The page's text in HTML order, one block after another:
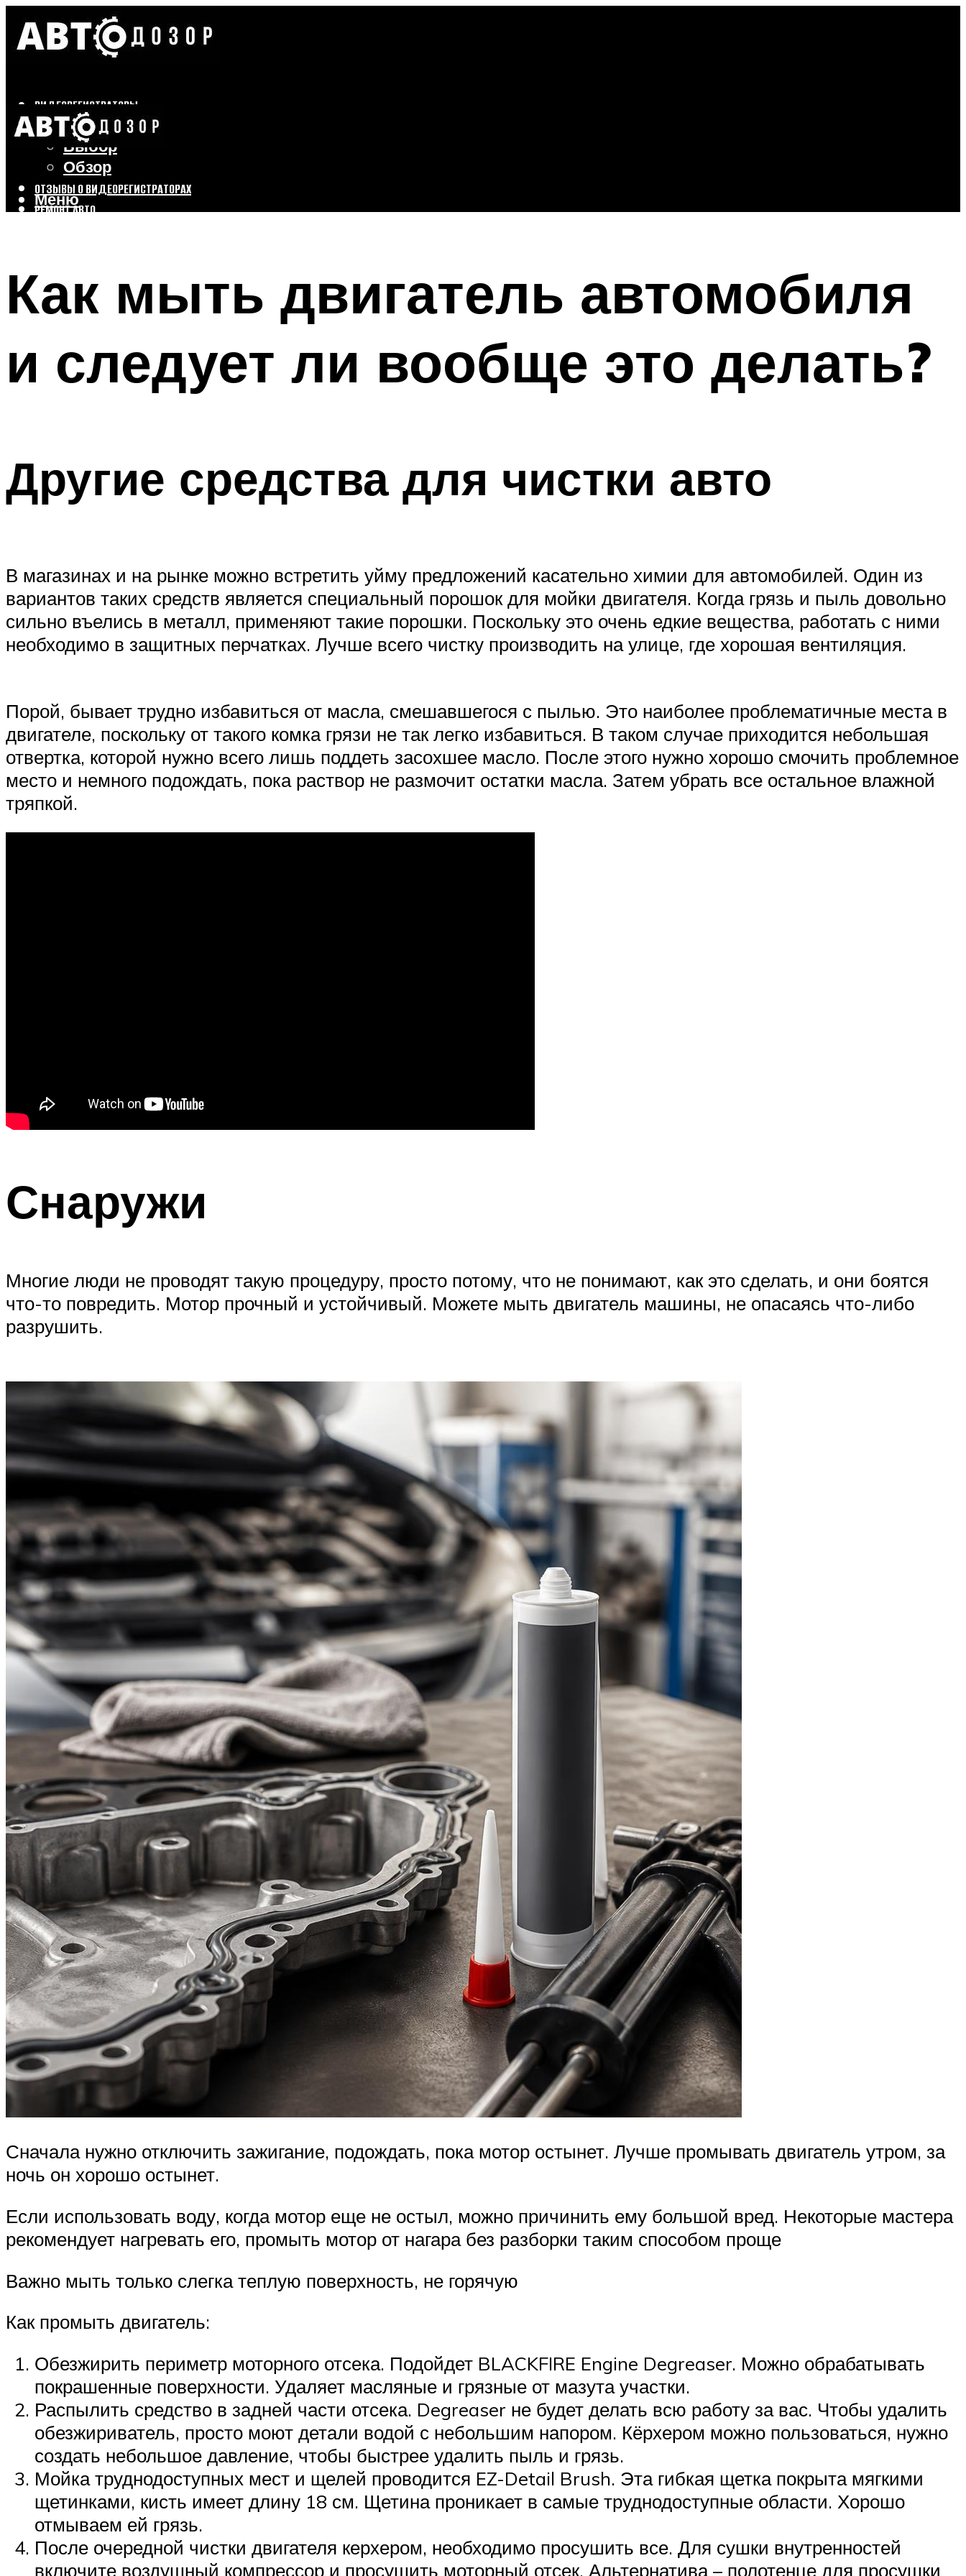
ВИДЕОРЕГИСТРАТОРЫ
Бренды
Выбор
Обзор
ОТЗЫВЫ О ВИДЕОРЕГИСТРАТОРАХ
РЕМОНТ АВТО
Меню
Меню
Как мыть двигатель автомобиля
и следует ли вообще это делать?
Другие средства для чистки авто
В магазинах и на рынке можно встретить уйму предложений касательно химии для автомобилей. Один из
вариантов таких средств является специальный порошок для мойки двигателя. Когда грязь и пыль довольно
сильно въелись в металл, применяют такие порошки. Поскольку это очень едкие вещества, работать с ними
необходимо в защитных перчатках. Лучше всего чистку производить на улице, где хорошая вентиляция.
Порой, бывает трудно избавиться от масла, смешавшегося с пылью. Это наиболее проблематичные места в
двигателе, поскольку от такого комка грязи не так легко избавиться. В таком случае приходится небольшая
отвертка, которой нужно всего лишь поддеть засохшее масло. После этого нужно хорошо смочить проблемное
место и немного подождать, пока раствор не размочит остатки масла. Затем убрать все остальное влажной
тряпкой.
Снаружи
Многие люди не проводят такую процедуру, просто потому, что не понимают, как это сделать, и они боятся
что-то повредить. Мотор прочный и устойчивый. Можете мыть двигатель машины, не опасаясь что-либо
разрушить.
Сначала нужно отключить зажигание, подождать, пока мотор остынет. Лучше промывать двигатель утром, за
ночь он хорошо остынет.
Если использовать воду, когда мотор еще не остыл, можно причинить ему большой вред. Некоторые мастера
рекомендует нагревать его, промыть мотор от нагара без разборки таким способом проще
Важно мыть только слегка теплую поверхность, не горячую
Как промыть двигатель:
Обезжирить периметр моторного отсека. Подойдет BLACKFIRE Engine Degreaser. Можно обрабатывать
покрашенные поверхности. Удаляет масляные и грязные от мазута участки.
Распылить средство в задней части отсека. Degreaser не будет делать всю работу за вас. Чтобы удалить
обезжириватель, просто моют детали водой с небольшим напором. Кёрхером можно пользоваться, нужно
создать небольшое давление, чтобы быстрее удалить пыль и грязь.
Мойка труднодоступных мест и щелей проводится EZ-Detail Brush. Эта гибкая щетка покрыта мягкими
щетинками, кисть имеет длину 18 см. Щетина проникает в самые труднодоступные области. Хорошо
отмываем ей грязь.
После очередной чистки двигателя керхером, необходимо просушить все. Для сушки внутренностей
включите воздушный компрессор и просушить моторный отсек. Альтернатива – полотенце для просушки